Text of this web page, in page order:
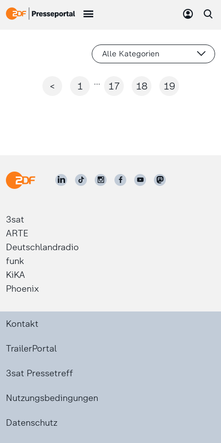
Alle Kategorien
< 1 … 17 18 19
3sat
ARTE
Deutschlandradio
funk
KiKA
Phoenix
Kontakt
TrailerPortal
3sat Pressetreff
Nutzungsbedingungen
Datenschutz